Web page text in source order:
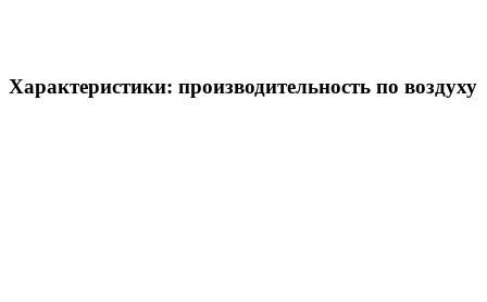
Характеристики: производительность по воздуху